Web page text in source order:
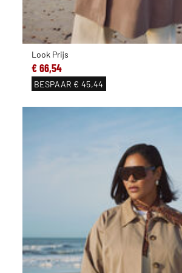
Look Prijs
€ 66,54
BESPAAR € 45,44